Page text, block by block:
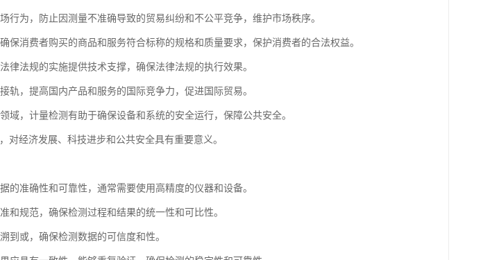
行为，防止因测量不准确导致的贸易纠纷和不公平竞争，维护市场秩序。
保消费者购买的商品和服务符合标称的规格和质量要求，保护消费者的合法权益。
律法规的实施提供技术支撑，确保法律法规的执行效果。
轨，提高国内产品和服务的国际竞争力，促进国际贸易。
域，计量检测有助于确保设备和系统的安全运行，保障公共安全。
对经济发展、科技进步和公共安全具有重要意义。
的准确性和可靠性，通常需要使用高精度的仪器和设备。
和规范，确保检测过程和结果的统一性和可比性。
到或，确保检测数据的可信度和性。